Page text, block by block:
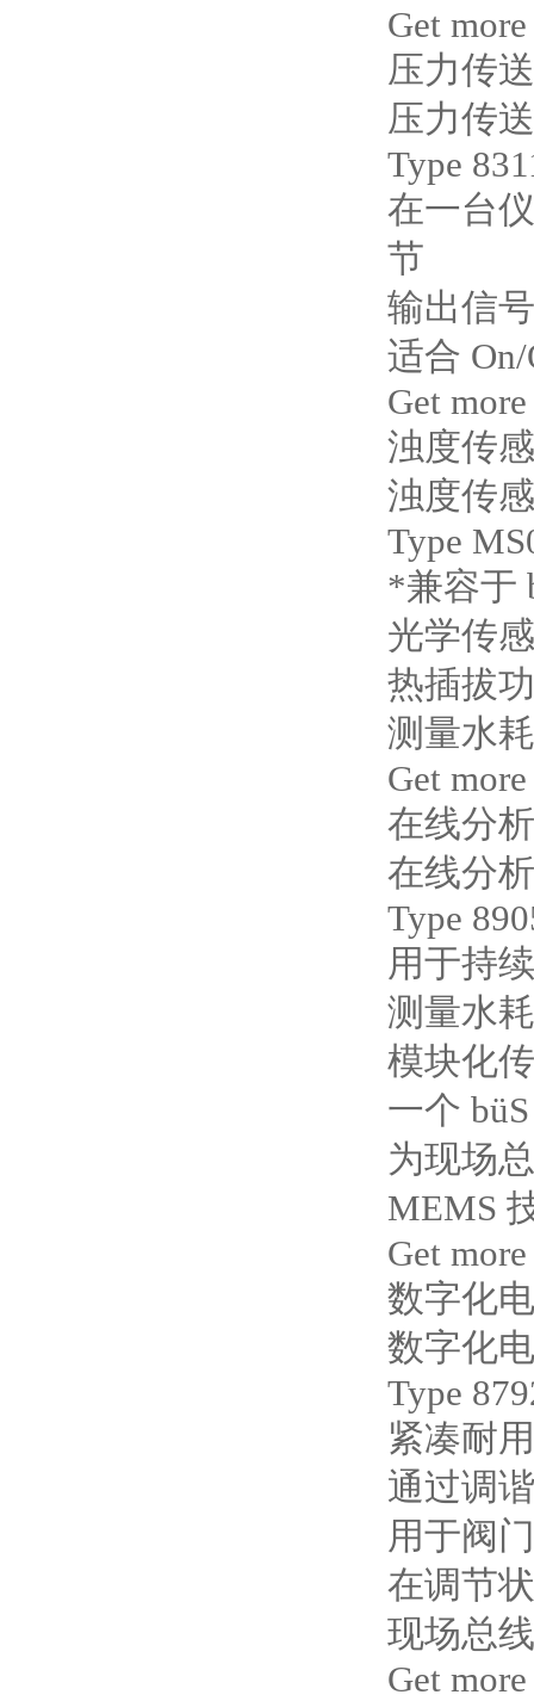
Get
压力传
压力传
Type
在一台
节
输出信
适合
Get
浊度传
浊度传
Type
*兼容于
光学传
热插拔
测量水
Get
在线分
在线分
Type
用于持
测量水
模块化
一个
为现场
MEMS
Get
数字化
数字化
Type
紧凑耐
通过调
用于阀
在调节
现场总
Get